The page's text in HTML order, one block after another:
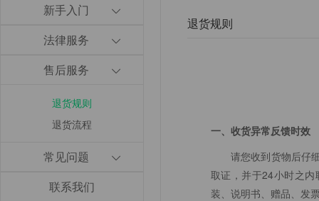
新手入门
法律服务
售后服务
退货规则
退货流程
常见问题
联系我们
退货规则
一、收货异常反馈时效
请您收到货物后仔
取证，并于24小时之
装、说明书、赠品、发